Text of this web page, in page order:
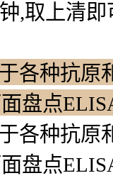
,取上清
各种抗原
盘点
各种抗原
盘点